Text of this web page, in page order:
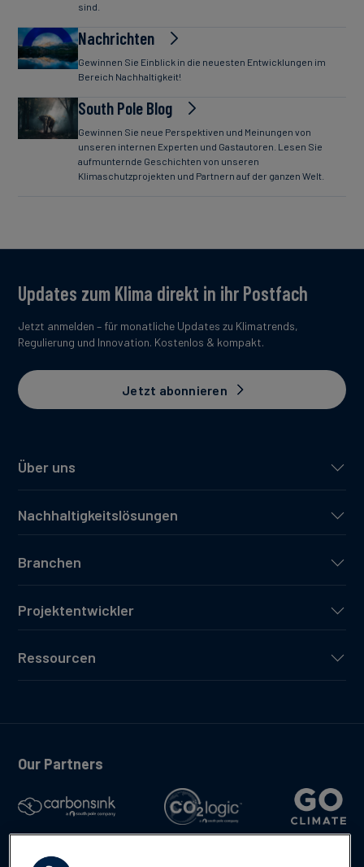
sind.
Nachrichten
Gewinnen Sie Einblick in die neuesten Entwicklungen im
Bereich Nachhaltigkeit!
South Pole Blog
Gewinnen Sie neue Perspektiven und Meinungen von
unseren internen Experten und Gastautoren. Lesen Sie
aufmunternde Geschichten von unseren
Klimaschutzprojekten und Partnern auf der ganzen Welt.
Über uns
Nachhaltigkeitslösungen
Branchen
Projektentwickler
Ressourcen
Updates zum Klima direkt in ihr Postfach
Jetzt anmelden – für monatliche Updates zu Klimatrends,
Regulierung und Innovation. Kostenlos & kompakt.
Jetzt abonnieren
Our Partners